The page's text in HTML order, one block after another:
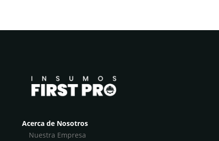
Acerca de Nosotros
Nuestra Empresa